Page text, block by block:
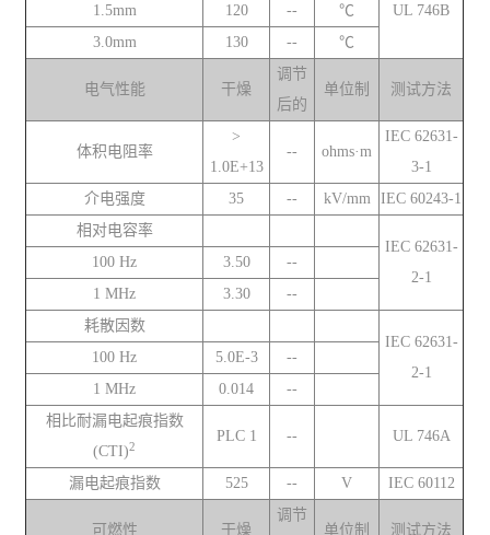
UL 746B
1.5mm 120 --
℃
3.0mm
130 -- ℃
电气性能 干燥
调节
后的
单位制 测试方法
体积电阻率
>
1.0E+13
-- ohms·m
IEC 62631-
3-1
介电强度
35 -- kV/mm
IEC 60243-1
相对电容率
IEC 62631-
2-1
100 Hz 3.50
--
1 MHz
3.30
--
耗散因数
IEC 62631-
2-1
100 Hz 5.0E-3
--
1 MHz
0.014
--
相比耐漏电起痕指数
(CTI)2
PLC 1 -- UL 746A
漏电起痕指数 525 -- V IEC 60112
可燃性 干燥
调节
单位制 测试方法